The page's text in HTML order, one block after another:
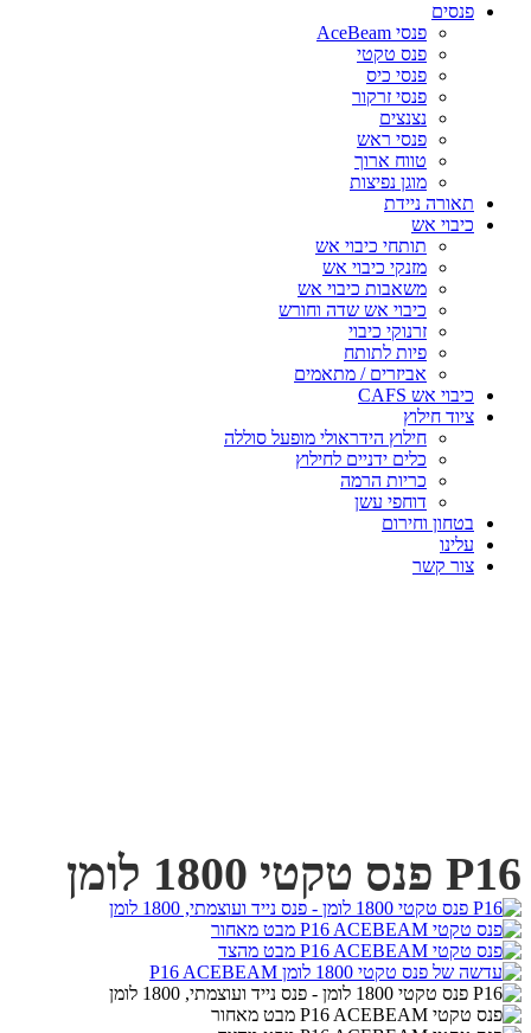
פנסים
פנסי AceBeam
פנס טקטי
פנסי כיס
פנסי זרקור
נצנצים
פנסי ראש
טווח ארוך
מוגן נפיצות
תאורה ניידת
כיבוי אש
תותחי כיבוי אש
מזנקי כיבוי אש
משאבות כיבוי אש
כיבוי אש שדה וחורש
זרנוקי כיבוי
פיות לתותח
אביזרים / מתאמים
כיבוי אש CAFS
ציוד חילוץ
חילוץ הידראולי מופעל סוללה
כלים ידניים לחילוץ
כריות הרמה
דוחפי עשן
בטחון וחירום
עלינו
צור קשר
P16 פנס טקטי 1800 לומן